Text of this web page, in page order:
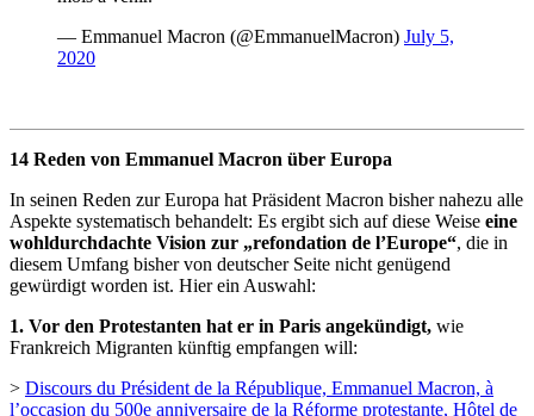
— Emmanuel Macron (@EmmanuelMacron) July 5,
2020
14 Reden von Emmanuel Macron über Europa
In seinen Reden zur Europa hat Präsident Macron bisher nahezu alle
Aspekte systematisch behandelt: Es ergibt sich auf diese Weise eine
wohldurchdachte Vision zur „refondation de l’Europe“, die in
diesem Umfang bisher von deutscher Seite nicht genügend
gewürdigt worden ist. Hier ein Auswahl:
1. Vor den Protestanten hat er in Paris angekündigt, wie
Frankreich Migranten künftig empfangen will:
> Discours du Président de la République, Emmanuel Macron, à
l’occasion du 500e anniversaire de la Réforme protestante, Hôtel de